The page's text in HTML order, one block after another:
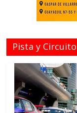
Pista y Circuito